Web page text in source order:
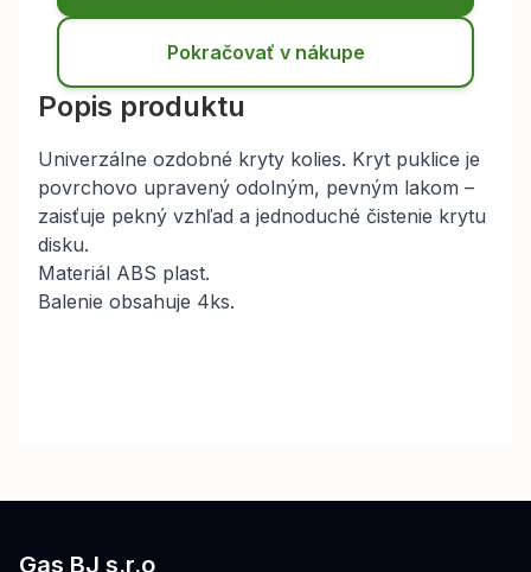
Pokračovať v nákupe
Popis produktu
Univerzálne ozdobné kryty kolies. Kryt puklice je
povrchovo upravený odolným, pevným lakom –
zaisťuje pekný vzhľad a jednoduché čistenie krytu
disku.
Materiál ABS plast.
Balenie obsahuje 4ks.
Gas BJ s.r.o